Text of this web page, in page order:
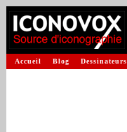
Accueil Blog Dessinateurs